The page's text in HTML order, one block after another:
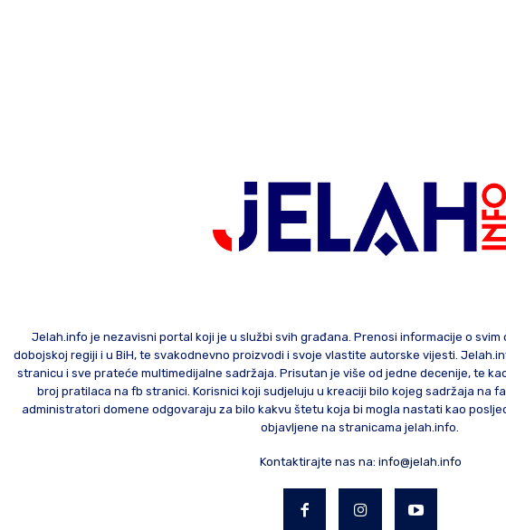
Jelah.info je nezavisni portal koji je u službi svih građana. Prenosi informacije o svim
dobojskoj regiji i u BiH, te svakodnevno proizvodi i svoje vlastite autorske vijesti.
stranicu i sve prateće multimedijalne sadržaja. Prisutan je više od jedne decenije, te
broj pratilaca na fb stranici. Korisnici koji sudjeluju u kreaciji bilo kojeg sadržaja na
administratori domene odgovaraju za bilo kakvu štetu koja bi mogla nastati kao
objavljene na stranicama jelah.info.
Kontaktirajte nas na: info@jelah.info